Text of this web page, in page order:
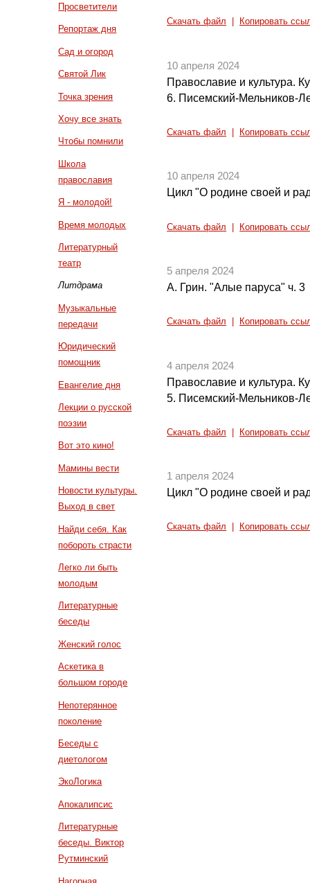
Просветители
Репортаж дня
Сад и огород
Святой Лик
Точка зрения
Хочу все знать
Чтобы помнили
Школа
православия
Я - молодой!
Время молодых
Литературный
театр
Литдрама
Музыкальные
передачи
Юридический
помощник
Евангелие дня
Лекции о русской
поэзии
Вот это кино!
Мамины вести
Новости культуры.
Выход в свет
Найди себя. Как
побороть страсти
Легко ли быть
молодым
Литературные
беседы
Женский голос
Аскетика в
большом городе
Непотерянное
поколение
Беседы с
диетологом
ЭкоЛогика
Апокалипсис
Литературные
беседы. Виктор
Рутминский
Скачать файл Копировать
10 апреля 2024
Православие и культура.
6. Писемский-Мельников-
Скачать файл Копировать
10 апреля 2024
Цикл "О родине своей и
Скачать файл Копировать
5 апреля 2024
А. Грин. "Алые паруса" ч. 3
Скачать файл Копировать
4 апреля 2024
Православие и культура.
5. Писемский-Мельников-
Скачать файл Копировать
1 апреля 2024
Цикл "О родине своей и
Скачать файл Копировать